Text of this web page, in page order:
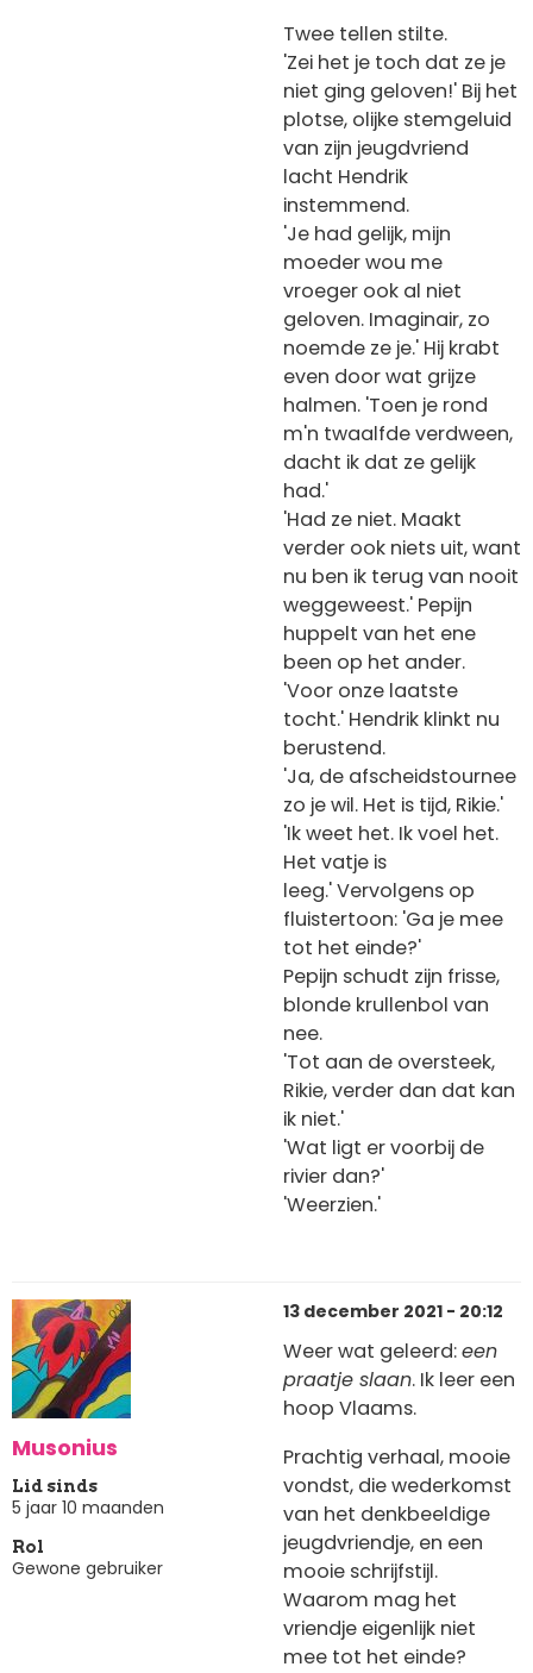
Twee tellen stilte.
'Zei het je toch dat ze je
niet ging geloven!' Bij het
plotse, olijke stemgeluid
van zijn jeugdvriend
lacht Hendrik
instemmend.
'Je had gelijk, mijn
moeder wou me
vroeger ook al niet
geloven. Imaginair, zo
noemde ze je.' Hij krabt
even door wat grijze
halmen. 'Toen je rond
m'n twaalfde verdween,
dacht ik dat ze gelijk
had.'
'Had ze niet. Maakt
verder ook niets uit, want
nu ben ik terug van nooit
weggeweest.' Pepijn
huppelt van het ene
been op het ander.
'Voor onze laatste
tocht.' Hendrik klinkt nu
berustend.
'Ja, de afscheidstournee
zo je wil. Het is tijd, Rikie.'
'Ik weet het. Ik voel het.
Het vatje is
leeg.' Vervolgens op
fluistertoon: 'Ga je mee
tot het einde?'
Pepijn schudt zijn frisse,
blonde krullenbol van
nee.
'Tot aan de oversteek,
Rikie, verder dan dat kan
ik niet.'
'Wat ligt er voorbij de
rivier dan?'
'Weerzien.'
Musonius
Lid sinds
5 jaar 10 maanden
Rol
Gewone gebruiker
13 december 2021 - 20:12
Weer wat geleerd:een
praatje slaan. Ik leer een
hoop Vlaams.
Prachtig verhaal, mooie
vondst, die wederkomst
van het denkbeeldige
jeugdvriendje, en een
mooie schrijfstijl.
Waarom mag het
vriendje eigenlijk niet
mee tot het einde?